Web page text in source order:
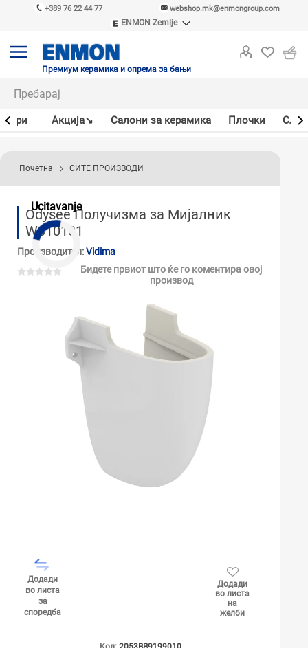
+389 76 22 44 77 webshop.mk@enmongroup.com
ENMON Zemlje
ENMON MKD
Премиум керамика и опрема за бањи
Акцијa↘ Салони за керамика Плочки
Ucitavanje
Почетна СИТЕ ПРОИЗВОДИ
Odysee Получизма за Мијалник
W310101
Производител:Vidima
Бидете првиот што ќе го коментира овој
производ
Додади
во листа
за
споредба
Додади
во листа
на
желби